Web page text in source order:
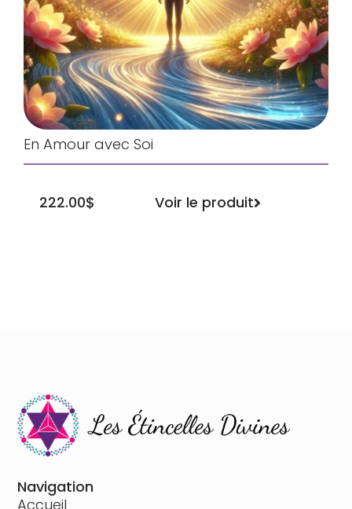
En Amour avec Soi
222.00$ Voir le produit
Navigation
Accueil